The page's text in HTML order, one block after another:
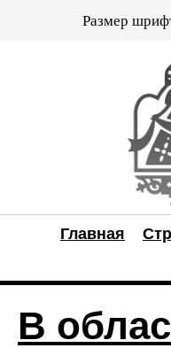
Размер
Главная
В